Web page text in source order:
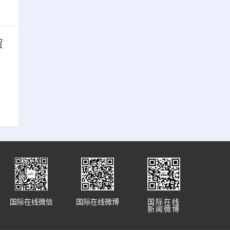
国际在线
新闻微博
国际在线微博
国际在线微信